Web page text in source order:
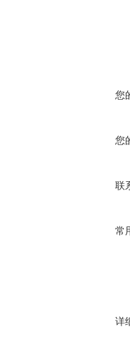
您
您
联
常
详